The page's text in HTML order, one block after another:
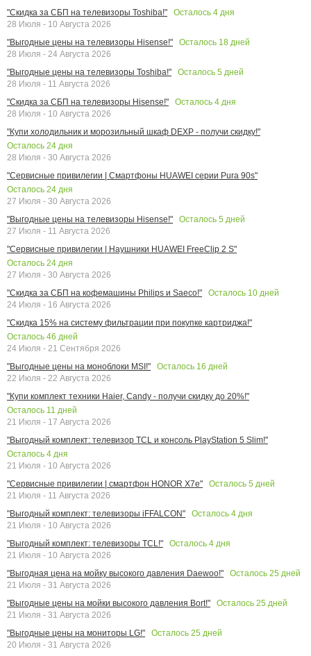
"Скидка за СБП на телевизоры Toshiba!"
Осталось 4 дня
28 Июля - 10 Августа 2026
"Выгодные цены на телевизоры Hisense!"
Осталось 18 дней
28 Июля - 24 Августа 2026
"Выгодные цены на телевизоры Toshiba!"
Осталось 5 дней
28 Июля - 11 Августа 2026
"Скидка за СБП на телевизоры Hisense!"
Осталось 4 дня
28 Июля - 10 Августа 2026
"Купи холодильник и морозильный шкаф DEXP - получи скидку!"
Осталось 24 дня
28 Июля - 30 Августа 2026
"Сервисные привилегии | Смартфоны HUAWEI серии Pura 90s"
Осталось 24 дня
27 Июля - 30 Августа 2026
"Выгодные цены на телевизоры Hisense!"
Осталось 5 дней
27 Июля - 11 Августа 2026
"Сервисные привилегии | Наушники HUAWEI FreeClip 2 S"
Осталось 24 дня
27 Июля - 30 Августа 2026
"Скидка за СБП на кофемашины Philips и Saeco!"
Осталось 10 дней
24 Июля - 16 Августа 2026
"Скидка 15% на систему фильтрации при покупке картриджа!"
Осталось 46 дней
24 Июля - 21 Сентября 2026
"Выгодные цены на моноблоки MSI!"
Осталось 16 дней
22 Июля - 22 Августа 2026
"Купи комплект техники Haier, Candy - получи скидку до 20%!"
Осталось 11 дней
21 Июля - 17 Августа 2026
"Выгодный комплект: телевизор TCL и консоль PlayStation 5 Slim!"
Осталось 4 дня
21 Июля - 10 Августа 2026
"Сервисные привилегии | смартфон HONOR X7e"
Осталось 5 дней
21 Июля - 11 Августа 2026
"Выгодный комплект: телевизоры iFFALCON"
Осталось 4 дня
21 Июля - 10 Августа 2026
"Выгодный комплект: телевизоры TCL!"
Осталось 4 дня
21 Июля - 10 Августа 2026
"Выгодная цена на мойку высокого давления Daewoo!"
Осталось 25 дней
21 Июля - 31 Августа 2026
"Выгодные цены на мойки высокого давления Bort!"
Осталось 25 дней
21 Июля - 31 Августа 2026
"Выгодные цены на мониторы LG!"
Осталось 25 дней
20 Июля - 31 Августа 2026